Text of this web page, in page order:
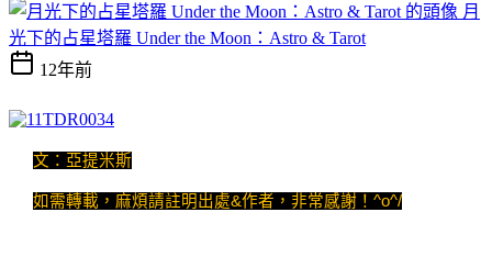
月
光下的占星塔羅 Under the Moon：Astro & Tarot
12年前
文：亞提米斯
如需轉載，麻煩請註明出處&作者，非常感謝！^o^/